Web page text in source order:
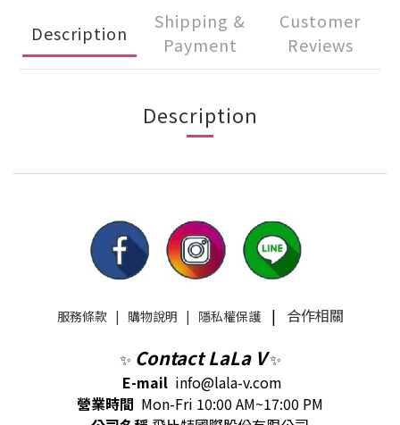
Description
Shipping &
Payment
Customer
Reviews
Description
服務條款| 購物說明 | 隱私權保護| 合作相關
✨ Contact LaLa V✨
E-mail info@lala-v.com
營業時間 Mon-Fri 10:00 AM~17:00 PM